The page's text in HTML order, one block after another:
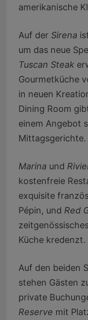
amerikanische
Auf der Sirena
um das neue
Tuscan Steak
Gourmetküche
in neuen
Dining Room
einem Angebot
Mittagsgerichte.
Marina und
kostenfreie
exquisite
Pépin, und Red
Küche kredenzt.
Auf den beiden
stehen Gästen
private
Reserve mit